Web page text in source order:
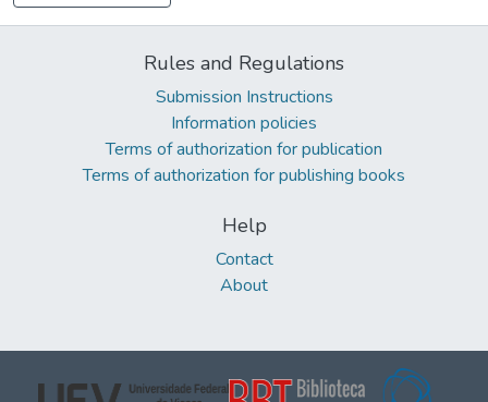
Rules and Regulations
Submission Instructions
Information policies
Terms of authorization for publication
Terms of authorization for publishing books
Help
Contact
About